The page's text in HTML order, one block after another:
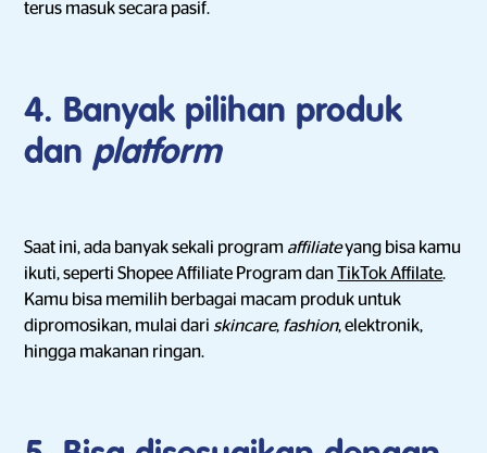
terus masuk secara pasif.
4. Banyak pilihan produk
dan platform
Saat ini, ada banyak sekali program affiliateyang bisa kamu
ikuti, seperti Shopee Affiliate Program dan TikTok Affilate.
Kamu bisa memilih berbagai macam produk untuk
dipromosikan, mulai dari skincare, fashion, elektronik,
hingga makanan ringan.